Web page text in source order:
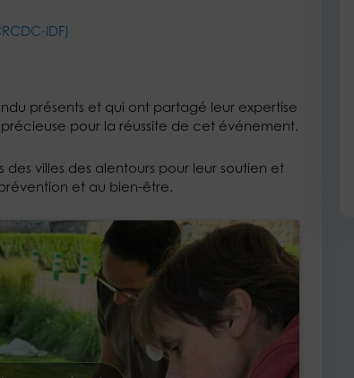
IDF)
présents et qui ont partagé leur expertise
pour la réussite de cet événement.
des villes des alentours pour leur soutien et
et au bien-être.